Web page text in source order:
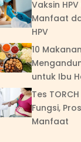
Vaksin
Manfaat
HPV
10
untuk Ibu
Tes
Fungsi,
Manfaat